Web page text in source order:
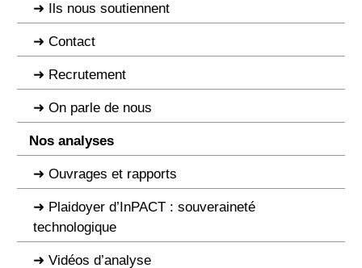
Ils nous soutiennent
Contact
Recrutement
On parle de nous
Nos analyses
Ouvrages et rapports
Plaidoyer d’InPACT : souveraineté
technologique
Vidéos d’analyse